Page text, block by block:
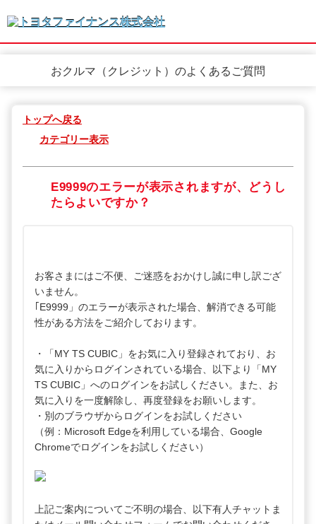
おクルマ（クレジット）のよくあるご質問
トップへ戻る
カテゴリー表示
E9999のエラーが表示されますが、どうし
たらよいですか？
お客さまにはご不便、ご迷惑をおかけし誠に申し訳ござ
いません。
｢E9999」のエラーが表示された場合、解消できる可能
性がある方法をご紹介しております。
・「MY TS CUBIC」をお気に入り登録されており、お
気に入りからログインされている場合、以下より「MY
TS CUBIC」へのログインをお試しください。また、お
気に入りを一度解除し、再度登録をお願いします。
・別のブラウザからログインをお試しください
（例：Microsoft Edgeを利用している場合、Google
Chromeでログインをお試しください）
上記ご案内についてご不明の場合、以下有人チャットま